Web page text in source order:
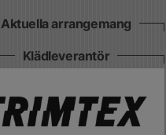
Aktuella arrangemang
Klädleverantör